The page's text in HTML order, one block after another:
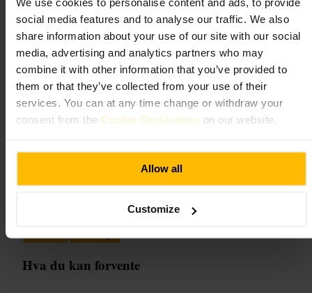
We use cookies to personalise content and ads, to provide
social media features and to analyse our traffic. We also
share information about your use of our site with our social
media, advertising and analytics partners who may
combine it with other information that you’ve provided to
them or that they’ve collected from your use of their
services. You can at any time change or withdraw your
consent from the Cookie Declaration on our website.
Allow all
Customize
Spising og drikke•Restaurant
4,7
4,6
Bilde /Find Me Gluten Free
“Uformell frokost med hyggelig service midt i
Egnet for
Kaffe #Familievennlig
Hva du kan forvente